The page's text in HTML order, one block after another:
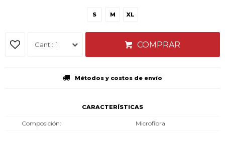
S M XL
1 COMPRAR
Métodos y costos de envío
CARACTERÍSTICAS
Composición Microfibra